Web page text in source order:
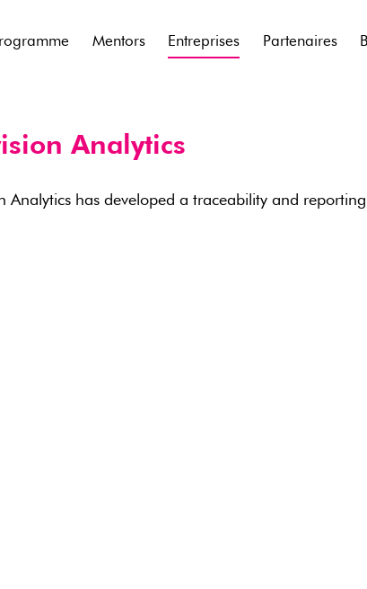
Mentors Entreprises Partenaires
Analytics
Analytics has developed a traceability and